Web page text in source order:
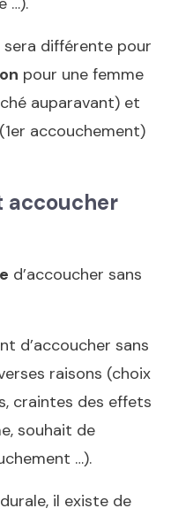
sera différente pour
pour une femme
auparavant) et
accouchement)
accoucher
d’accoucher sans
d’accoucher sans
raisons (choix
craintes des effets
souhait de
…).
il existe de